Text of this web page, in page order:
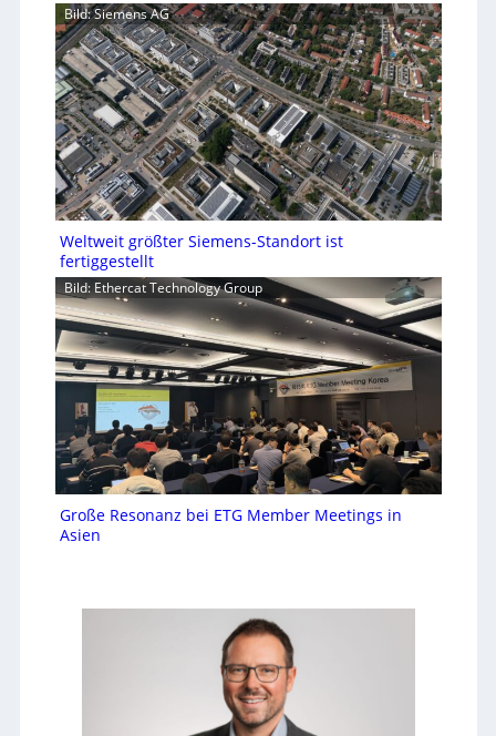
Bild: Siemens AG
Weltweit größter Siemens-Standort ist
fertiggestellt
Bild: Ethercat Technology Group
Große Resonanz bei ETG Member Meetings in
Asien